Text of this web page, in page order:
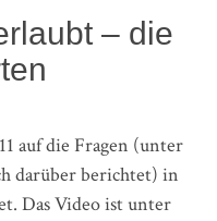
– die
auf die Fragen (unter
darüber berichtet) in
Das Video ist unter